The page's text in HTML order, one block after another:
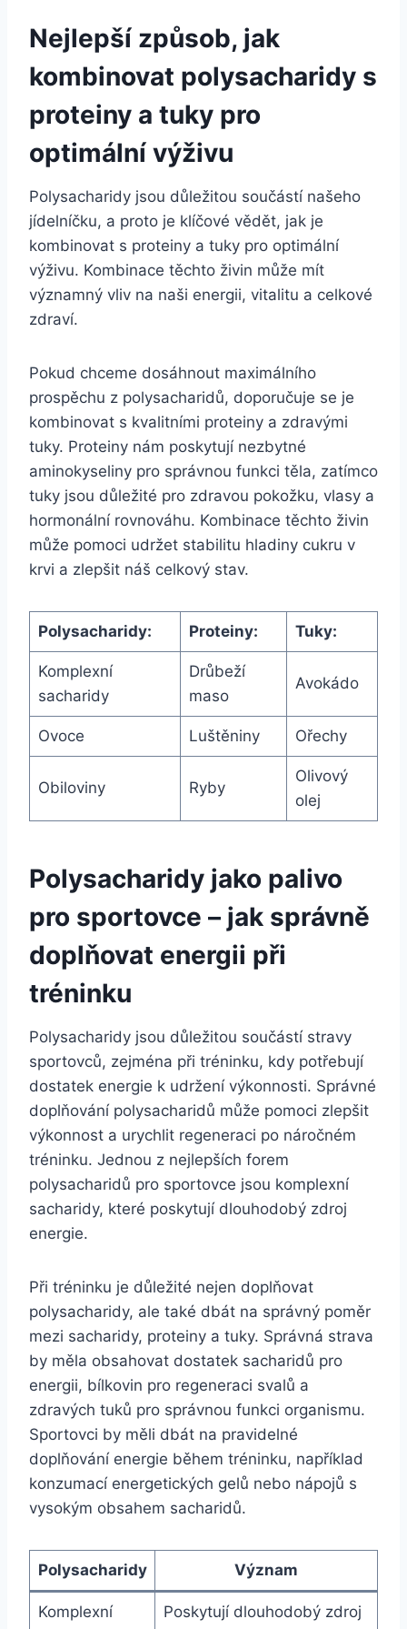
Nejlepší způsob, jak
kombinovat polysacharidy s
proteiny a tuky pro
optimální výživu
Polysacharidy jsou důležitou součástí našeho
jídelníčku, a proto je klíčové vědět, jak je
kombinovat s proteiny a tuky pro optimální
výživu. Kombinace těchto živin může mít
významný vliv na naši energii, vitalitu a celkové
zdraví.
Pokud chceme dosáhnout maximálního
prospěchu z polysacharidů, doporučuje se je
kombinovat s kvalitními proteiny a zdravými
tuky. Proteiny nám poskytují nezbytné
aminokyseliny pro správnou funkci těla, zatímco
tuky jsou důležité pro zdravou pokožku, vlasy a
hormonální rovnováhu. Kombinace těchto živin
může pomoci udržet stabilitu hladiny cukru v
krvi a zlepšit náš celkový stav.
Polysacharidy: Proteiny: Tuky:
Komplexní
sacharidy
Drůbeží
maso
Avokádo
Ovoce Luštěniny Ořechy
Obiloviny Ryby
Olivový
olej
Polysacharidy jako palivo
pro sportovce – jak správně
doplňovat energii při
tréninku
Polysacharidy jsou důležitou součástí stravy
sportovců, zejména při tréninku, kdy potřebují
dostatek energie k udržení výkonnosti. Správné
doplňování polysacharidů může pomoci zlepšit
výkonnost a urychlit regeneraci po náročném
tréninku. Jednou z nejlepších forem
polysacharidů pro sportovce jsou komplexní
sacharidy, které poskytují dlouhodobý zdroj
energie.
Při tréninku je důležité nejen doplňovat
polysacharidy, ale také dbát na správný poměr
mezi sacharidy, proteiny a tuky. Správná strava
by měla obsahovat dostatek sacharidů pro
energii, bílkovin pro regeneraci svalů a
zdravých tuků pro správnou funkci organismu.
Sportovci by měli dbát na pravidelné
doplňování energie během tréninku, například
konzumací energetických gelů nebo nápojů s
vysokým obsahem sacharidů.
Polysacharidy Význam
Komplexní
Poskytují dlouhodobý zdroj